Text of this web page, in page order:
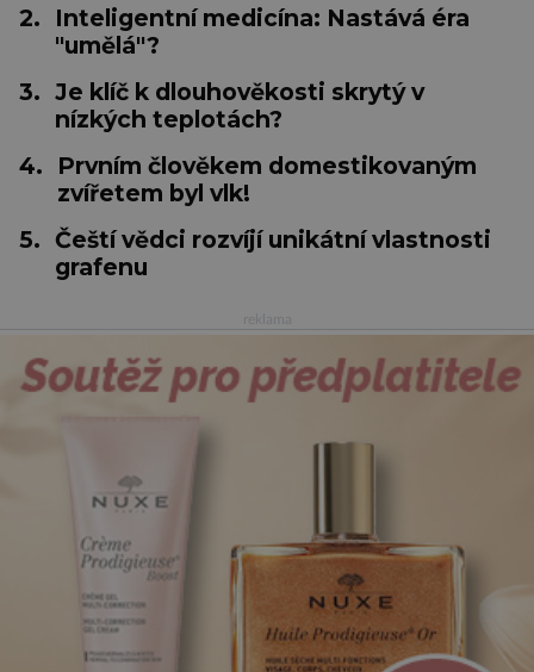
2.
Inteligentní medicína: Nastává éra
"umělá"?
3. Je klíč k dlouhověkosti skrytý v
nízkých teplotách?
4.
Prvním člověkem domestikovaným
zvířetem byl vlk!
5. Čeští vědci rozvíjí unikátní vlastnosti
grafenu